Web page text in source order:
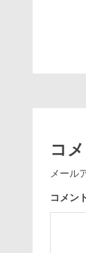
コ
メール
コメント